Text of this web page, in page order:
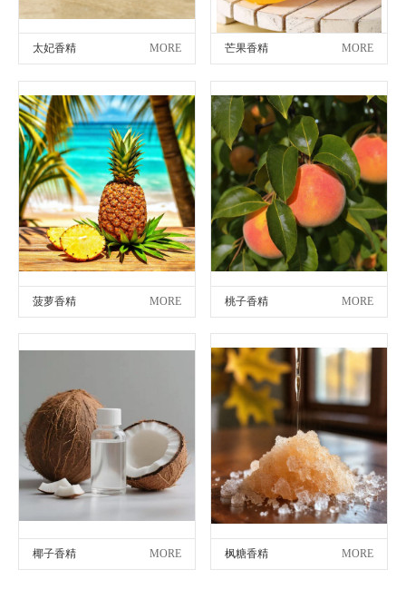
太妃香精 MORE 芒果香精 MORE
菠萝香精 MORE 桃子香精 MORE
椰子香精 MORE 枫糖香精 MORE